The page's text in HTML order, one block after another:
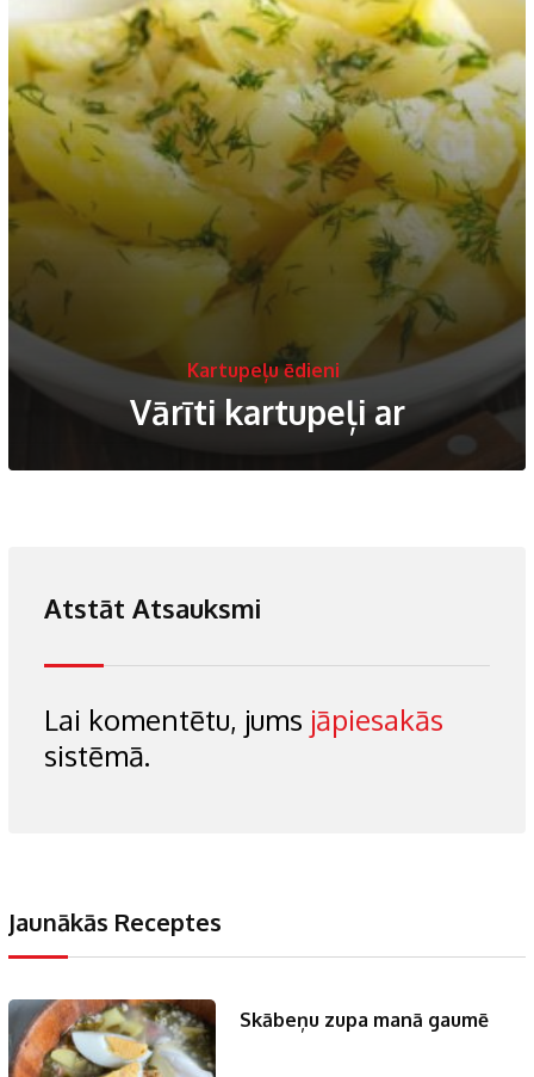
Kartupeļu ēdieni
Vārīti kartupeļi ar
Atstāt Atsauksmi
Lai komentētu, jums jāpiesakās
sistēmā.
Jaunākās Receptes
Skābeņu zupa manā gaumē